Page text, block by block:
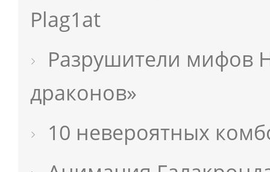
Plag1at
Разрушители мифов
драконов»
10 невероятных